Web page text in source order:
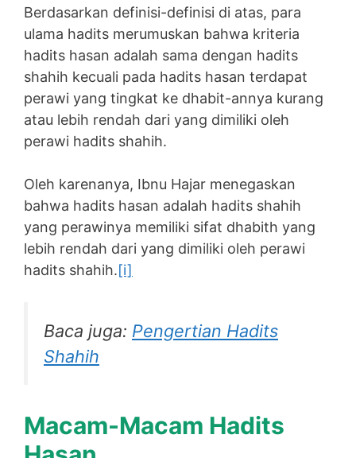
Berdasarkan definisi-definisi di atas, para
ulama hadits merumuskan bahwa kriteria
hadits hasan adalah sama dengan hadits
shahih kecuali pada hadits hasan terdapat
perawi yang tingkat ke dhabit-annya kurang
atau lebih rendah dari yang dimiliki oleh
perawi hadits shahih.
Oleh karenanya, Ibnu Hajar menegaskan
bahwa hadits hasan adalah hadits shahih
yang perawinya memiliki sifat dhabith yang
lebih rendah dari yang dimiliki oleh perawi
hadits shahih.[i]
Baca juga: Pengertian Hadits
Shahih
Macam-Macam Hadits